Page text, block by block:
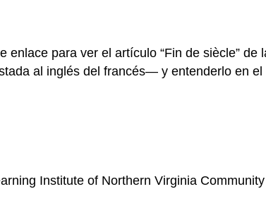
enlace para ver el artículo “Fin de siècle”
al inglés del francés— y entenderlo en el
Institute of Northern Virginia